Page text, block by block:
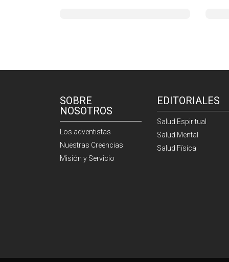
SOBRE
NOSOTROS
Los adventistas
Nuestras Creencias
Misión y Servicio
EDITORIALES
Salud Espiritual
Salud Mental
Salud Física